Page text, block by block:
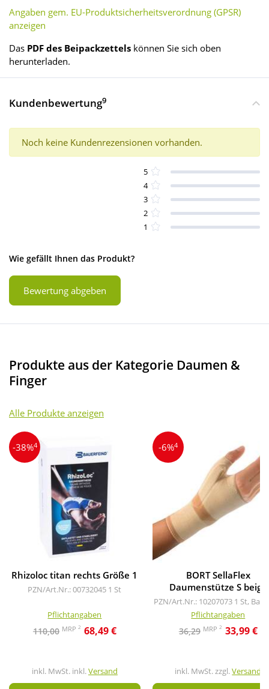
Angaben gem. EU-Produktsicherheitsverordnung (GPSR)
anzeigen
Das PDF des Beipackzettels können Sie sich oben
herunterladen.
Kundenbewertung9
Noch keine Kundenrezensionen vorhanden.
5
4
3
2
1
Wie gefällt Ihnen das Produkt?
Bewertung abgeben
Produkte aus der Kategorie Daumen &
Finger
Alle Produkte anzeigen
-38%4
Rhizoloc titan rechts Größe 1
PZN/Art.Nr.: 00732045 1 St
Pflichtangaben
110,00 MRP 2 68,49 €
inkl. MwSt. inkl.Versand
-6%4
BORT SellaFlex
Daumenstütze S beige
PZN/Art.Nr.: 10207073 1 St,
Pflichtangaben
36,29 MRP 2 33,99 €
inkl. MwSt. zzgl.Versand